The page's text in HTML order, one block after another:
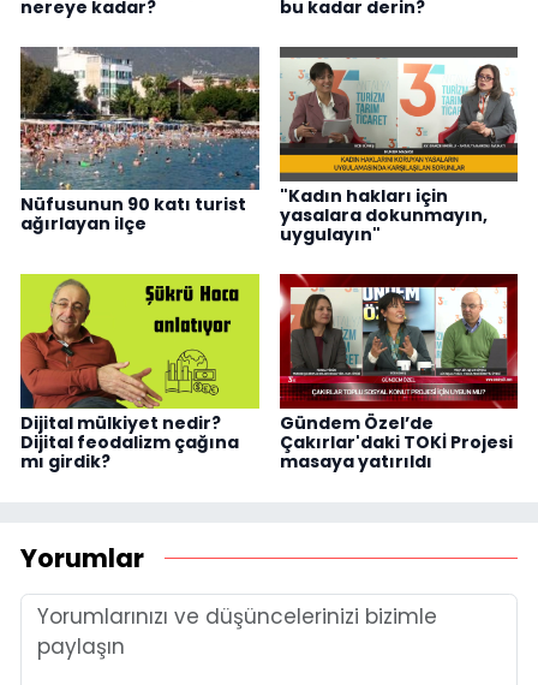
nereye kadar?
bu kadar derin?
Nüfusunun 90 katı turist
ağırlayan ilçe
"Kadın hakları için
yasalara dokunmayın,
uygulayın"
Dijital mülkiyet nedir?
Dijital feodalizm çağına
mı girdik?
Gündem Özel’de
Çakırlar'daki TOKİ Projesi
masaya yatırıldı
Yorumlar